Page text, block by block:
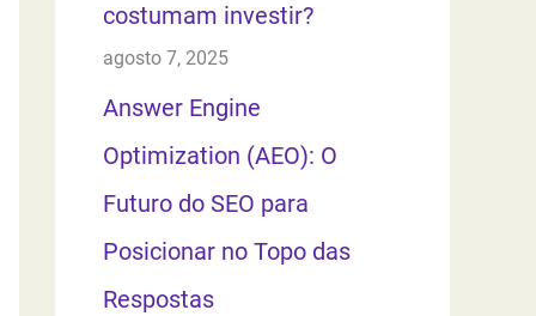
costumam investir?
agosto 7, 2025
Answer Engine
Optimization (AEO): O
Futuro do SEO para
Posicionar no Topo das
Respostas